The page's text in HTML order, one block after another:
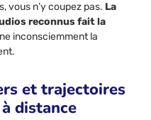
vous n’y coupez pas. La
reconnus fait la
inconsciemment la
et trajectoires
distance